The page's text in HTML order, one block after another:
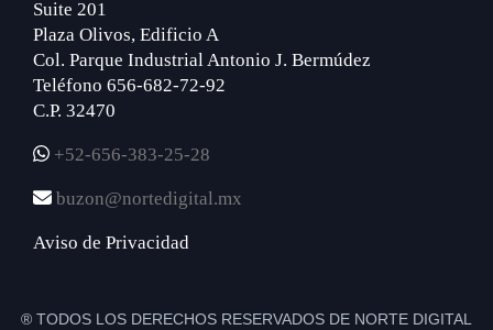
Suite 201
Plaza Olivos, Edificio A
Col. Parque Industrial Antonio J. Bermúdez
Teléfono 656-682-72-92
C.P. 32470
+52-656-383-25-28
buzon@nortedigital.mx
Aviso de Privacidad
® TODOS LOS DERECHOS RESERVADOS DE NORTE DIGITAL